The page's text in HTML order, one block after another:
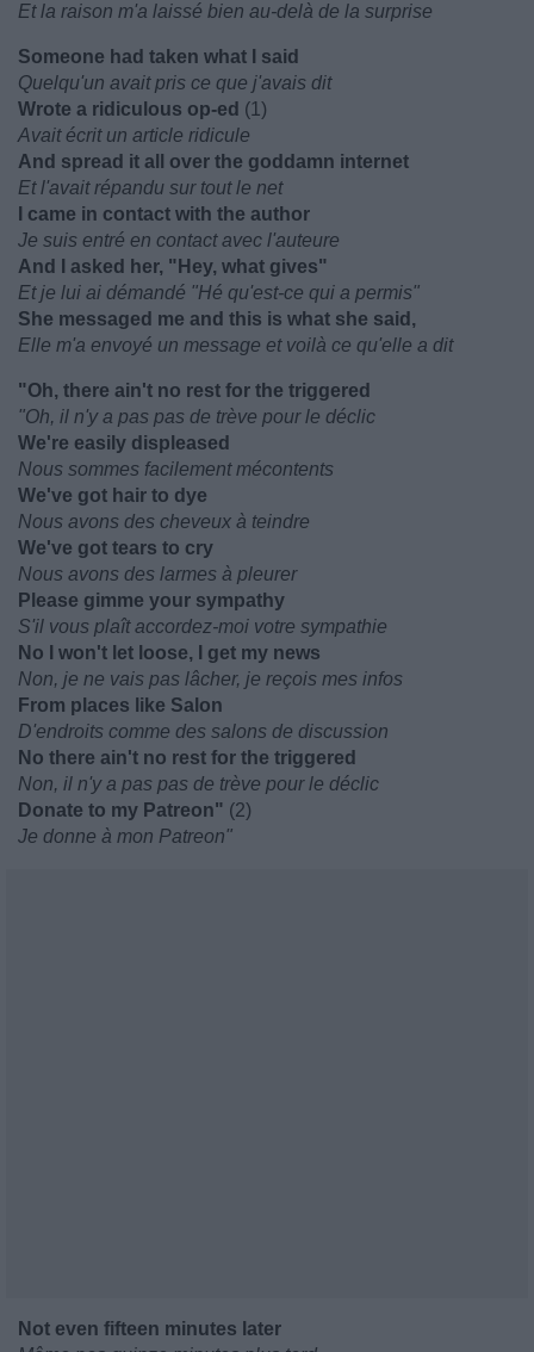
Et la raison m'a laissé bien au-delà de la surprise
Someone had taken what I said
Quelqu'un avait pris ce que j'avais dit
Wrote a ridiculous op-ed (1)
Avait écrit un article ridicule
And spread it all over the goddamn internet
Et l'avait répandu sur tout le net
I came in contact with the author
Je suis entré en contact avec l'auteure
And I asked her, "Hey, what gives"
Et je lui ai démandé "Hé qu'est-ce qui a permis"
She messaged me and this is what she said,
Elle m'a envoyé un message et voilà ce qu'elle a dit
"Oh, there ain't no rest for the triggered
"Oh, il n'y a pas pas de trève pour le déclic
We're easily displeased
Nous sommes facilement mécontents
We've got hair to dye
Nous avons des cheveux à teindre
We've got tears to cry
Nous avons des larmes à pleurer
Please gimme your sympathy
S'il vous plaît accordez-moi votre sympathie
No I won't let loose, I get my news
Non, je ne vais pas lâcher, je reçois mes infos
From places like Salon
D'endroits comme des salons de discussion
No there ain't no rest for the triggered
Non, il n'y a pas pas de trève pour le déclic
Donate to my Patreon" (2)
Je donne à mon Patreon"
Not even fifteen minutes later